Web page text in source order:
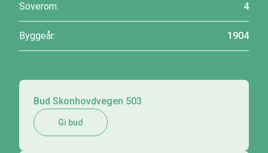
Soverom: 4
Byggeår: 1904
Bud Skonhovdvegen 503
Gi bud